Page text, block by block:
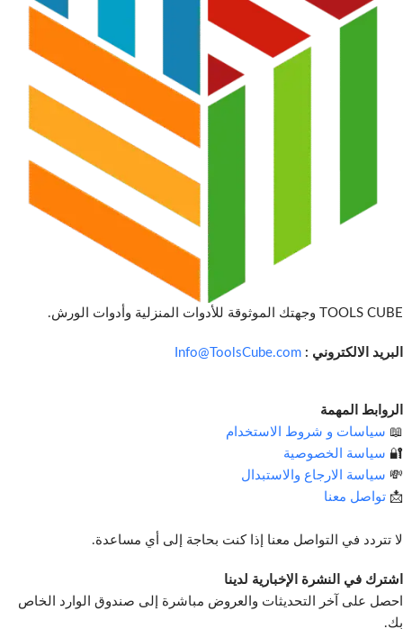
TOOLS CUBE وجهتك الموثوقة للأدوات المنزلية وأدوات الورش.
البريد الالكتروني : Info@ToolsCube.com
الروابط المهمة
📖 سياسات و شروط الاستخدام
🔐 سياسة الخصوصية
💸 سياسة الارجاع والاستبدال
📩 تواصل معنا
لا تتردد في التواصل معنا إذا كنت بحاجة إلى أي مساعدة.
اشترك في النشرة الإخبارية لدينا
احصل على آخر التحديثات والعروض مباشرة إلى صندوق الوارد الخاص
بك.